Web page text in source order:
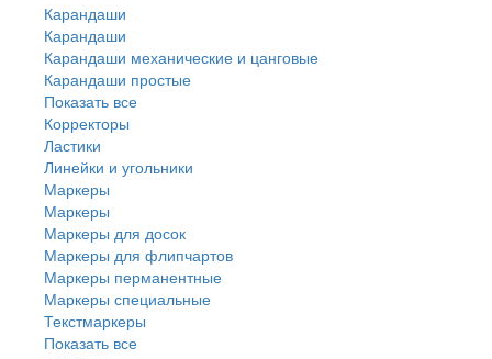
Карандаши
Карандаши
Карандаши механические и цанговые
Карандаши простые
Показать все
Корректоры
Ластики
Линейки и угольники
Маркеры
Маркеры
Маркеры для досок
Маркеры для флипчартов
Маркеры перманентные
Маркеры специальные
Текстмаркеры
Показать все